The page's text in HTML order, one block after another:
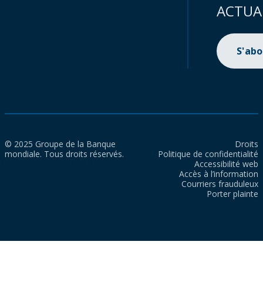
© 2025 Groupe de la Banque
mondiale. Tous droits réservés.
Droits
Politique de confidentialité
Accessibilité web
Accès à l’information
Courriers frauduleux
Porter plainte